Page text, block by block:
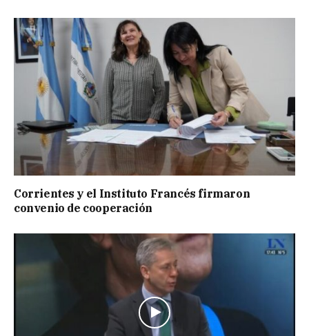
Corrientes y el Instituto Francés firmaron
convenio de cooperación